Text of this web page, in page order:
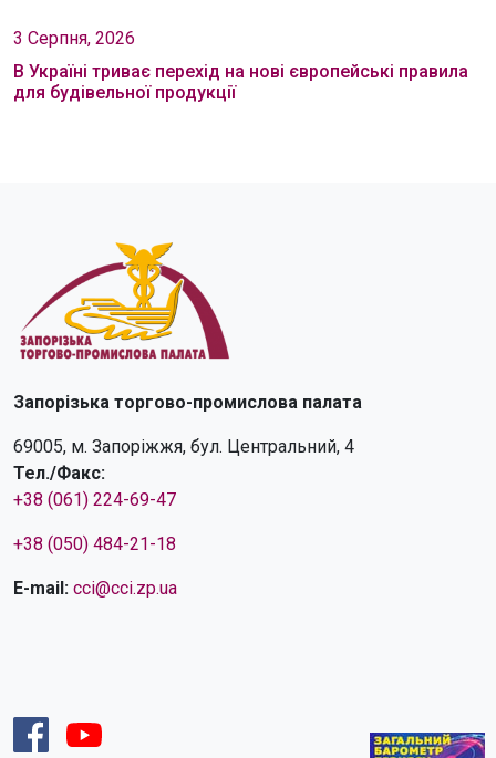
3 Серпня, 2026
В Україні триває перехід на нові європейські правила
для будівельної продукції
Запорізька торгово-промислова палата
69005, м. Запоріжжя, бул. Центральний, 4
Тел./Факс:
+38 (061) 224-69-47
+38 (050) 484-21-18
E-mail: cci@cci.zp.ua